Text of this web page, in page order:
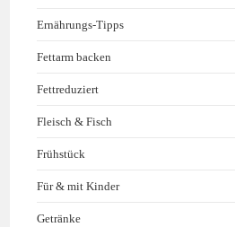
Ernährungs-Tipps
Fettarm backen
Fettreduziert
Fleisch & Fisch
Frühstück
Für & mit Kinder
Getränke